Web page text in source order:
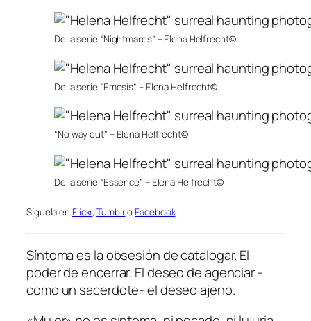
De la serie “Nightmares” – Elena Helfrecht©
De la serie “Emesis” – Elena Helfrecht©
“No way out” – Elena Helfrecht©
De la serie “Essence” – Elena Helfrecht©
Síguela en Flickr,Tumblro Facebook
Síntoma es la obsesión de catalogar. El
poder de encerrar. El deseo de agenciar -
como un sacerdote- el deseo ajeno.